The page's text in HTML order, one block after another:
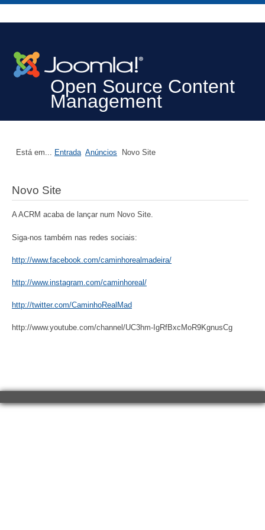
Open Source Content
Management
Está em... Entrada Anúncios Novo Site
Novo Site
A ACRM acaba de lançar num Novo Site.
Siga-nos também nas redes sociais:
http://www.facebook.com/caminhorealmadeira/
http://www.instagram.com/caminhoreal/
http://twitter.com/CaminhoRealMad
http://www.youtube.com/channel/UC3hm-IgRfBxcMoR9KgnusCg